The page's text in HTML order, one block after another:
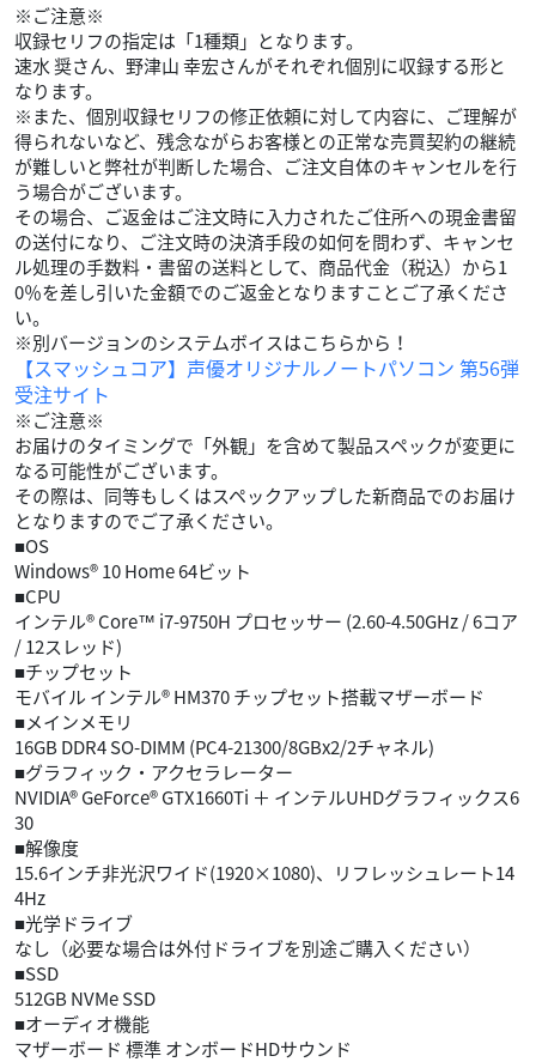
※ご注意※
収録セリフの指定は「1種類」となります。
速水 奨さん、野津山 幸宏さんがそれぞれ個別に収録する形と
なります。
※また、個別収録セリフの修正依頼に対して内容に、ご理解が
得られないなど、残念ながらお客様との正常な売買契約の継続
が難しいと弊社が判断した場合、ご注文自体のキャンセルを行
う場合がございます。
その場合、ご返金はご注文時に入力されたご住所への現金書留
の送付になり、ご注文時の決済手段の如何を問わず、キャンセ
ル処理の手数料・書留の送料として、商品代金（税込）から1
0％を差し引いた金額でのご返金となりますことご了承くださ
い。
※別バージョンのシステムボイスはこちらから！
【スマッシュコア】声優オリジナルノートパソコン 第56弾
受注サイト
※ご注意※
お届けのタイミングで「外観」を含めて製品スペックが変更に
なる可能性がございます。
その際は、同等もしくはスペックアップした新商品でのお届け
となりますのでご了承ください。
■OS
Windows® 10 Home 64ビット
■CPU
インテル® Core™ i7-9750H プロセッサー (2.60-4.50GHz / 6コア
/ 12スレッド)
■チップセット
モバイル インテル® HM370 チップセット搭載マザーボード
■メインメモリ
16GB DDR4 SO-DIMM (PC4-21300/8GBx2/2チャネル)
■グラフィック・アクセラレーター
NVIDIA® GeForce® GTX1660Ti ＋ インテルUHDグラフィックス6
30
■解像度
15.6インチ非光沢ワイド(1920×1080)、リフレッシュレート14
4Hz
■光学ドライブ
なし（必要な場合は外付ドライブを別途ご購入ください）
■SSD
512GB NVMe SSD
■オーディオ機能
マザーボード 標準 オンボードHDサウンド